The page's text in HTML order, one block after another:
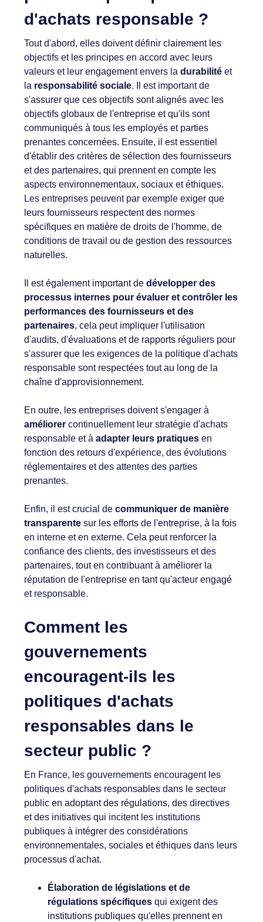
d'achats responsable ?
Tout d'abord, elles doivent définir clairement les
objectifs et les principes en accord avec leurs
valeurs et leur engagement envers la durabilité et
la responsabilité sociale. Il est important de
s'assurer que ces objectifs sont alignés avec les
objectifs globaux de l'entreprise et qu'ils sont
communiqués à tous les employés et parties
prenantes concernées. Ensuite, il est essentiel
d'établir des critères de sélection des fournisseurs
et des partenaires, qui prennent en compte les
aspects environnementaux, sociaux et éthiques.
Les entreprises peuvent par exemple exiger que
leurs fournisseurs respectent des normes
spécifiques en matière de droits de l'homme, de
conditions de travail ou de gestion des ressources
naturelles.
Il est également important de développer des
processus internes pour évaluer et contrôler les
performances des fournisseurs et des
partenaires, cela peut impliquer l'utilisation
d'audits, d'évaluations et de rapports réguliers pour
s'assurer que les exigences de la politique d'achats
responsable sont respectées tout au long de la
chaîne d'approvisionnement.
En outre, les entreprises doivent s'engager à
améliorer continuellement leur stratégie d'achats
responsable et à adapter leurs pratiques en
fonction des retours d'expérience, des évolutions
réglementaires et des attentes des parties
prenantes.
Enfin, il est crucial de communiquer de manière
transparente sur les efforts de l'entreprise, à la fois
en interne et en externe. Cela peut renforcer la
confiance des clients, des investisseurs et des
partenaires, tout en contribuant à améliorer la
réputation de l'entreprise en tant qu'acteur engagé
et responsable.
Comment les
gouvernements
encouragent-ils les
politiques d'achats
responsables dans le
secteur public ?
En France, les gouvernements encouragent les
politiques d'achats responsables dans le secteur
public en adoptant des régulations, des directives
et des initiatives qui incitent les institutions
publiques à intégrer des considérations
environnementales, sociales et éthiques dans leurs
processus d'achat.
Élaboration de législations et de
régulations spécifiques qui exigent des
institutions publiques qu'elles prennent en